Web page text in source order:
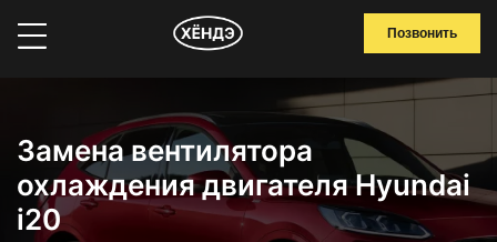
Позвонить
Замена вентилятора
охлаждения двигателя Hyundai
i20